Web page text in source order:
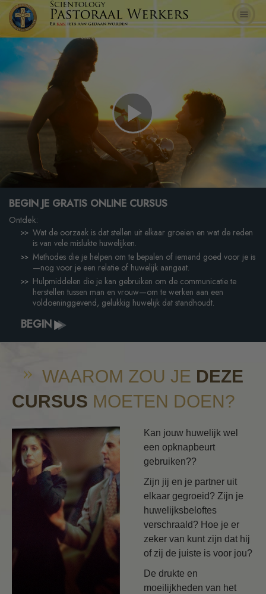
Play
Video
BEGIN JE GRATIS ONLINE CURSUS
Ontdek:
Wat de oorzaak is dat stellen uit elkaar groeien en wat de reden
is van vele mislukte huwelijken.
Methodes die je helpen om te bepalen of iemand goed voor je is
—nog voor je een relatie of huwelijk aangaat.
Hulpmiddelen die je kan gebruiken om de communicatie te
herstellen tussen man en vrouw—om te werken aan een
voldoeninggevend, gelukkig huwelijk dat standhoudt.
BEGIN
WAAROM ZOU JE DEZE
CURSUS MOETEN DOEN?
Kan jouw huwelijk wel
een opknapbeurt
gebruiken??
Zijn jij en je partner uit
elkaar gegroeid? Zijn je
huwelijksbeloftes
verschraald? Hoe je er
zeker van kunt zijn dat hij
of zij de juiste is voor jou?
De drukte en
moeilijkheden van het